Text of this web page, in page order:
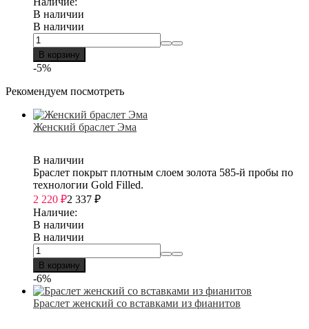
В наличии
В наличии
В корзину
-5%
Рекомендуем посмотреть
Женский браслет Эма
В наличии
Браслет покрыт плотным слоем золота 585-й пробы по
технологии Gold Filled.
2 220 ₽2 337 ₽
Наличие:
В наличии
В наличии
В корзину
-6%
Браслет женский со вставками из фианитов